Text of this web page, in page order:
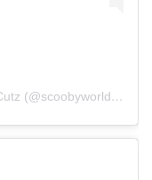
Une publication partagée par Scooby Cutz (@scoobyworld901)